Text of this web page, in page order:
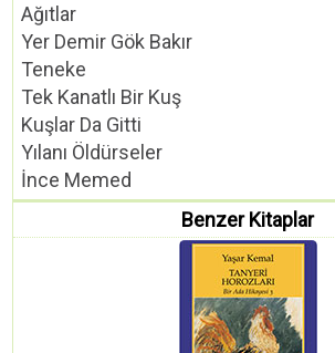
Ağıtlar
Yer Demir Gök Bakır
Teneke
Tek Kanatlı Bir Kuş
Kuşlar Da Gitti
Yılanı Öldürseler
İnce Memed
Benzer Kitaplar